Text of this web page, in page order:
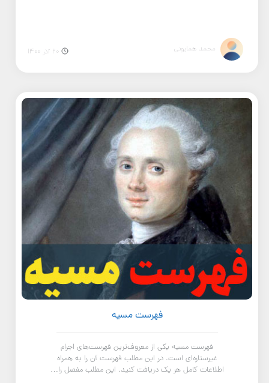
محمد همایونی 20 آذر 1400
فهرست مسیه
فهرست مسیه یکی از معروف‌ترین فهرست‌های اجرام
غیرستاره‌ای است. در این مطلب فهرست آن را به همراه
اطلاعات کامل هر یک دریافت کنید. این مطلب مفصل را…